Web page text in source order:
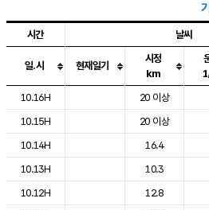
도시별 기상실황표로 지점, 날씨, 기온,
시간 날씨
일.시 현재일기
시정
km
10.16H
20 이상
10.15H
20 이상
10.14H
16.4
10.13H
10.3
10.12H
12.8